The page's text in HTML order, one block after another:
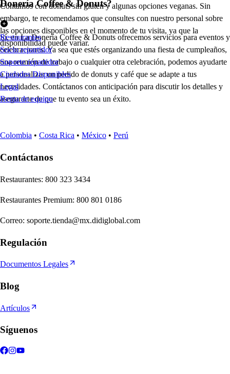
Contamos con donuts sin gluten y algunas opciones veganas. Sin
embargo, te recomendamos que consultes con nuestro personal sobre
las opciones disponibles en el momento de tu visita, ya que la
disponibilidad puede variar.
Donería Coffee & Donuts?
Sí, en La Donería Coffee & Donuts ofrecemos servicios para eventos y
celebraciones. Ya sea que estés organizando una fiesta de cumpleaños,
una reunión de trabajo o cualquier otra celebración, podemos ayudarte
a personalizar un pedido de donuts y café que se adapte a tus
necesidades. Contáctanos con anticipación para discutir los detalles y
asegurarte de que tu evento sea un éxito.
Restaurantes
Socio repartidor
Soporte repartidor
Ciudades Disponibles
Legal
Renta de equipo
Colombia • Costa Rica • México • Perú
Contáctanos
Restaurantes: 800 323 3434
Restaurantes Premium: 800 801 0186
Correo: soporte.tienda@mx.didiglobal.com
Regulación
Documentos Legales
Blog
Artículos
Síguenos